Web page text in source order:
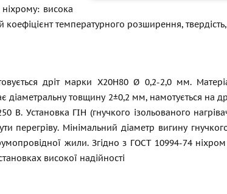
висока
температурного розширення, твердість,
дріт марки Х20Н80 Ø 0,2-2,0 мм.
діаметральну товщину 2±0,2 мм, намотується на
В. Установка ГІН (гнучкого ізольованого
перегріву. Мінімальний діаметр вигину
жили. Згідно з ГОСТ 10994-74ніхром
високої надійності